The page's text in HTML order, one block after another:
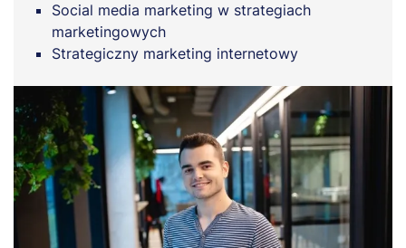
Social media marketing w strategiach
marketingowych
Strategiczny marketing internetowy